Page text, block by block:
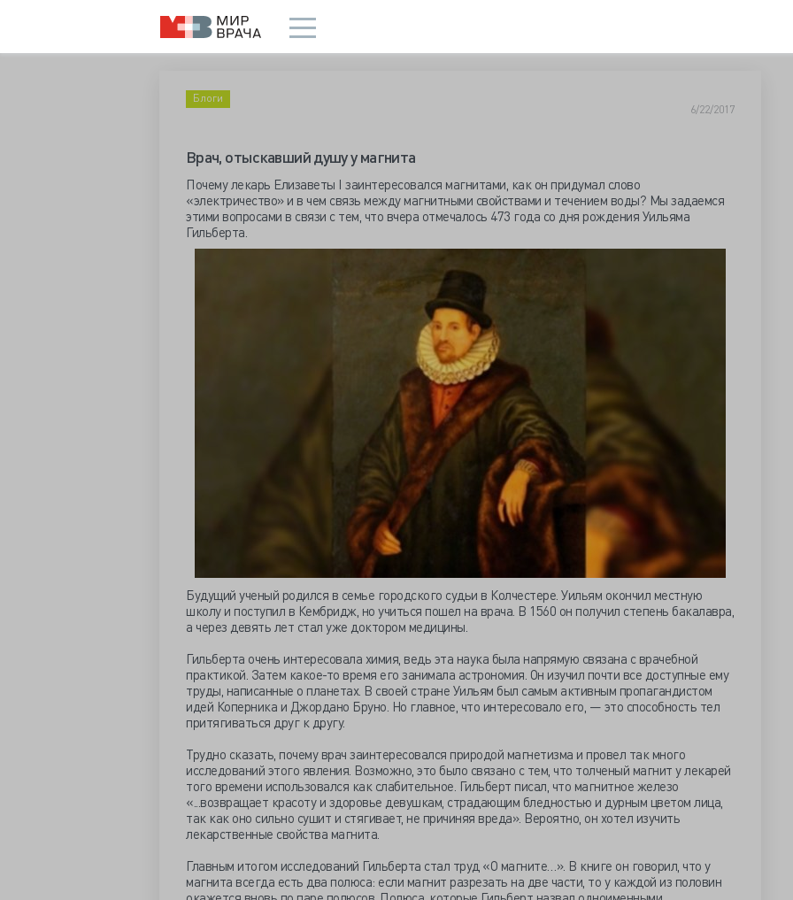
Блоги
6/22/2017
Врач, отыскавший душу у магнита
Почему лекарь Елизаветы I заинтересовался магнитами, как он придумал слово
«электричество» и в чем связь между магнитными свойствами и течением воды? Мы задаемся
этими вопросами в связи с тем, что вчера отмечалось 473 года со дня рождения Уильяма
Гильберта.
Будущий ученый родился в семье городского судьи в Колчестере. Уильям окончил местную
школу и поступил в Кембридж, но учиться пошел на врача. В 1560 он получил степень бакалавра,
а через девять лет стал уже доктором медицины.
Гильберта очень интересовала химия, ведь эта наука была напрямую связана с врачебной
практикой. Затем какое-то время его занимала астрономия. Он изучил почти все доступные ему
труды, написанные о планетах. В своей стране Уильям был самым активным пропагандистом
идей Коперника и Джордано Бруно. Но главное, что интересовало его, — это способность тел
притягиваться друг к другу.
Трудно сказать, почему врач заинтересовался природой магнетизма и провел так много
исследований этого явления. Возможно, это было связано с тем, что толченый магнит у лекарей
того времени использовался как слабительное. Гильберт писал, что магнитное железо
«...возвращает красоту и здоровье девушкам, страдающим бледностью и дурным цветом лица,
так как оно сильно сушит и стягивает, не причиняя вреда». Вероятно, он хотел изучить
лекарственные свойства магнита.
Главным итогом исследований Гильберта стал труд «О магните…». В книге он говорил, что у
магнита всегда есть два полюса: если магнит разрезать на две части, то у каждой из половин